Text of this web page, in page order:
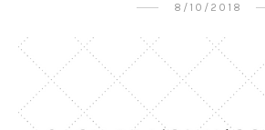
8/10/2018